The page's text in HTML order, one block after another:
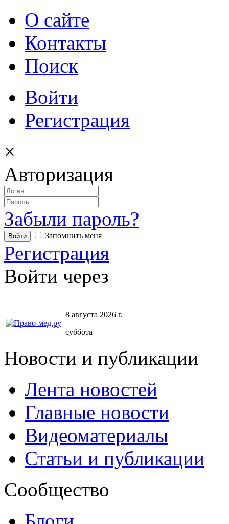
О сайте
Контакты
Поиск
Войти
Регистрация
×
Авторизация
Забыли пароль?
Запомнить меня
Регистрация
Войти через
8 августа 2026 г.
суббота
Новости и публикации
Лента новостей
Главные новости
Видеоматериалы
Статьи и публикации
Сообщество